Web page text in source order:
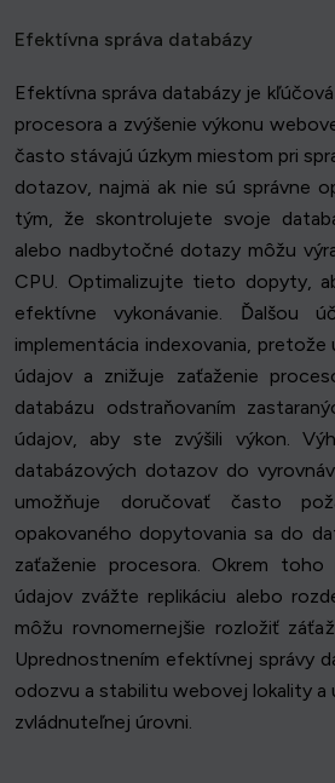
Efektívna správa databázy
Efektívna správa databázy je
procesora a zvýšenie výkonu
často stávajú úzkym miestom pri
dotazov, najmä ak nie sú správne
tým, že skontrolujete svoje
alebo nadbytočné dotazy môžu
CPU. Optimalizujte tieto dopyty,
efektívne vykonávanie. Ďalšou
implementácia indexovania, pretože
údajov a znižuje zaťaženie
databázu odstraňovaním
údajov, aby ste zvýšili výkon.
databázových dotazov do
umožňuje doručovať často
opakovaného dopytovania sa do
zaťaženie procesora. Okrem
údajov zvážte replikáciu alebo
môžu rovnomernejšie rozložiť
Uprednostnením efektívnej správy
odozvu a stabilitu webovej lokality a
zvládnuteľnej úrovni.